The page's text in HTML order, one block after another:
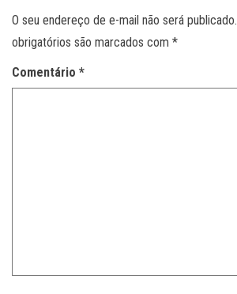
O seu endereço de e-mail não será publicado.
obrigatórios são marcados com *
Comentário *